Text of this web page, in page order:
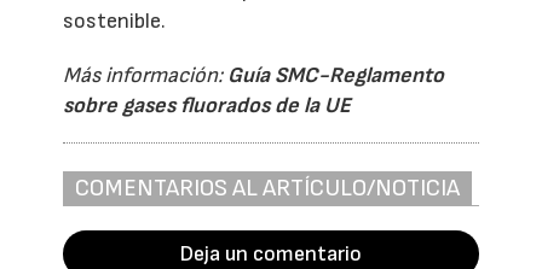
sostenible.
Más información: Guía SMC-Reglamento
sobre gases fluorados de la UE
COMENTARIOS AL ARTÍCULO/NOTICIA
Deja un comentario